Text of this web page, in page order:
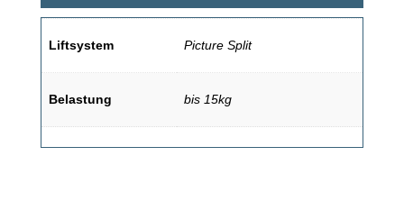
Liftsystem Picture Split
Belastung bis 15kg